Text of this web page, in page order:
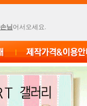
손님어서오세요.